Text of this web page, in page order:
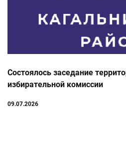
Состоялось заседание
избирательной комиссии
09.07.2026